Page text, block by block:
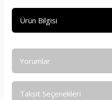
Ürün Bilgisi
Yorumlar
Taksit Seçenekleri